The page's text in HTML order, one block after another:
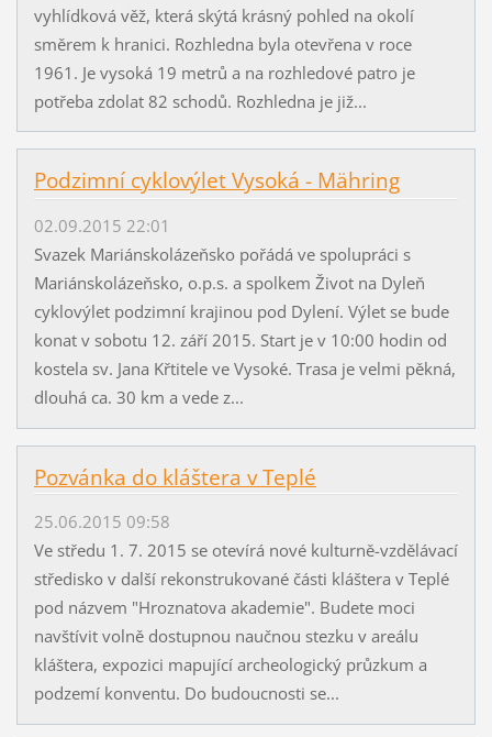
vyhlídková věž, která skýtá krásný pohled na okolí
směrem k hranici. Rozhledna byla otevřena v roce
1961. Je vysoká 19 metrů a na rozhledové patro je
potřeba zdolat 82 schodů. Rozhledna je již...
Podzimní cyklovýlet Vysoká - Mähring
02.09.2015 22:01
Svazek Mariánskolázeňsko pořádá ve spolupráci s
Mariánskolázeňsko, o.p.s. a spolkem Život na Dyleň
cyklovýlet podzimní krajinou pod Dylení. Výlet se bude
konat v sobotu 12. září 2015. Start je v 10:00 hodin od
kostela sv. Jana Křtitele ve Vysoké. Trasa je velmi pěkná,
dlouhá ca. 30 km a vede z...
Pozvánka do kláštera v Teplé
25.06.2015 09:58
Ve středu 1. 7. 2015 se otevírá nové kulturně-vzdělávací
středisko v další rekonstrukované části kláštera v Teplé
pod názvem "Hroznatova akademie". Budete moci
navštívit volně dostupnou naučnou stezku v areálu
kláštera, expozici mapující archeologický průzkum a
podzemí konventu. Do budoucnosti se...